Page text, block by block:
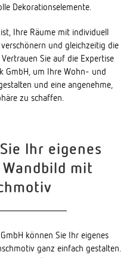
Dekorationselemente.
Ihre Räume mit individuell
und gleichzeitig die
Sie auf die Expertise
GmbH, um Ihre Wohn- und
und eine angenehme,
zu schaffen.
Ihr eigenes
mit
können Sie Ihr eigenes
ganz einfach gestalten.